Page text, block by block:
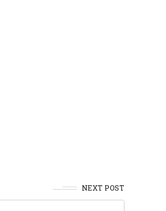
NEXT POST